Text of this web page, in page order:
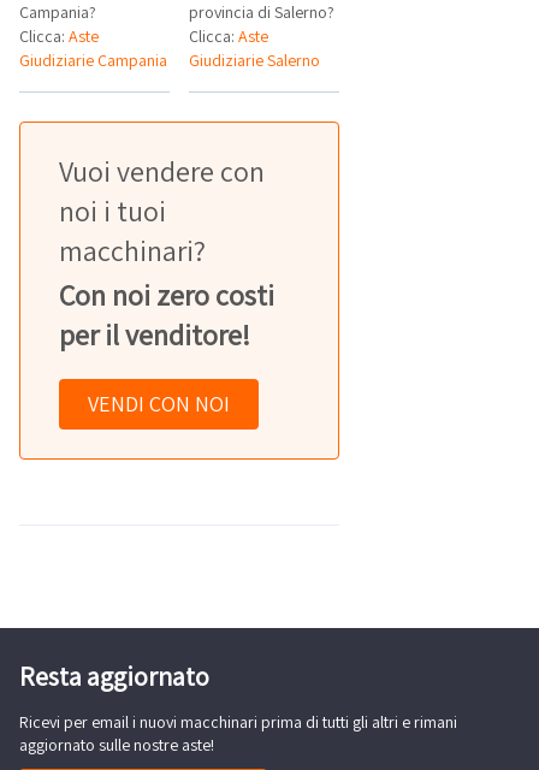
Campania?
Clicca: Aste
Giudiziarie Campania
provincia di Salerno?
Clicca:Aste
Giudiziarie Salerno
Vuoi vendere con
noi i tuoi
macchinari?
Con noi zero costi
per il venditore!
VENDI CON NOI
Resta aggiornato
Ricevi per email i nuovi macchinari prima di tutti gli altri e rimani
aggiornato sulle nostre aste!